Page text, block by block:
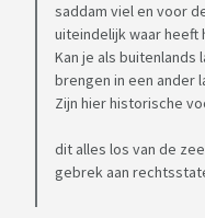
saddam viel en voor
uiteindelijk waar heeft
Kan je als
brengen in een ander
Zijn hier historische
dit alles los van de
gebrek aan